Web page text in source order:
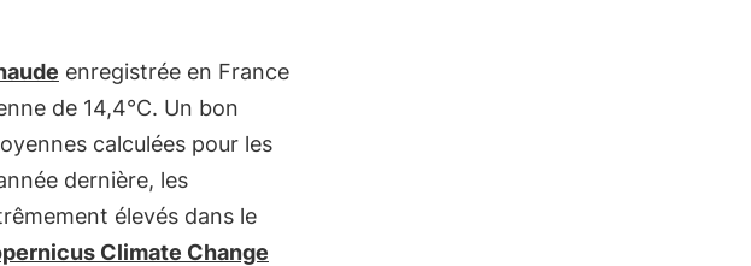
enregistrée en France
de 14,4°C. Un bon
calculées pour les
dernière, les
élevés dans le
Climate Change